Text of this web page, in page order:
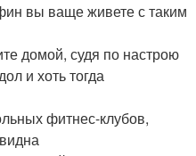
вы ваще живете с таким
домой, судя по настрою
и хоть тогда
фитнес-клубов,